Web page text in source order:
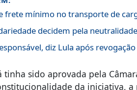
frete mínimo no transporte de
decidem pela
diz Lula após
tinha sido aprovada pela
da iniciativa,